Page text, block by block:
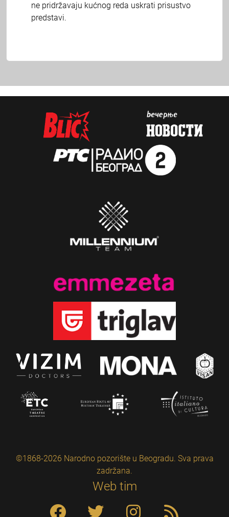
ne pridržavaju kućnog reda uskrati prisustvo
predstavi.
©1868-2026 Narodno pozorište u Beogradu. Sva prava
zadržana.
Web tim